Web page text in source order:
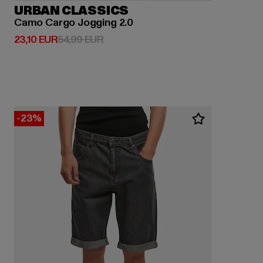
URBAN CLASSICS
Camo Cargo Jogging 2.0
23,10 EUR
Derzeitiger Preis: 23,10 EUR
54,99 EURAktionspreis: 54,99 EUR
-23%